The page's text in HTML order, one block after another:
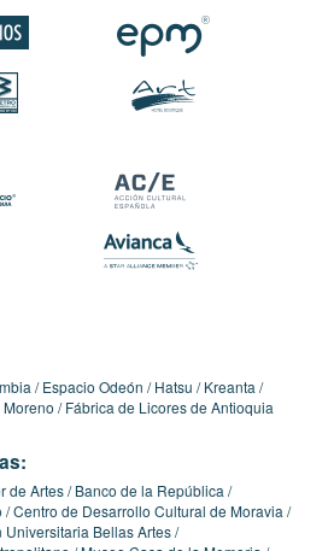
Espacio Odeón Hatsu
Kreanta
Fábrica de Licores de Antioquia
de Artes
Banco de la República
Centro de Desarrollo Cultural de Moravia
Universitaria Bellas Artes